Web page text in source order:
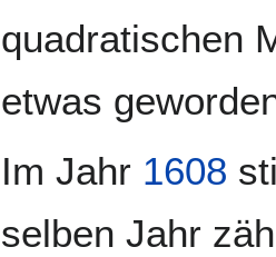
quadratischen
etwas
Im Jahr 1608
selben Jahr